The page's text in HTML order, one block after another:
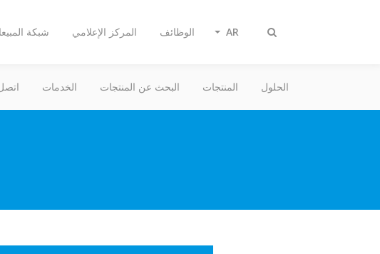
تبديل
شبكة المركز الإعلامي الوظائف AR
الحلول المنتجات البحث عن المنتجات الخدمات